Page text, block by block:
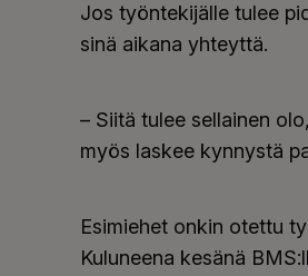
Jos työntekijälle tulee
sinä aikana yhteyttä.
– Siitä tulee sellainen
myös laskee kynnystä
Esimiehet onkin otettu
Kuluneena kesänä